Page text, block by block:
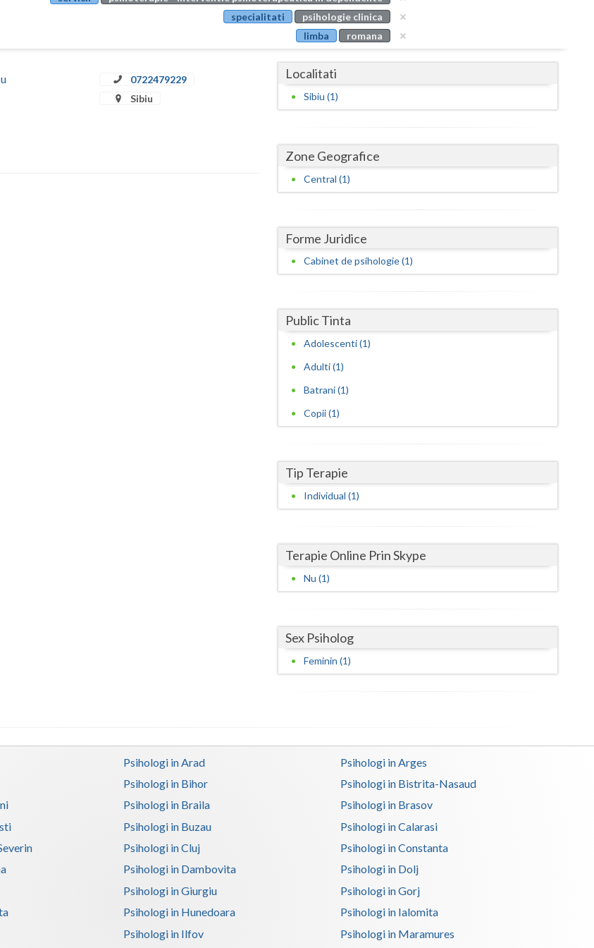
Buzau
Calarasi
Caras-Severin
Giurgiu
Maramures
Mehedinti
Neamt
Salaj
Timis
Tulcea
Valcea
Vaslui
specialitati
psihologie clinica
limba
romana
0722479229
Sibiu
Localitati
Sibiu (1)
Zone Geografice
Central (1)
Forme Juridice
Cabinet de psihologie (1)
Public Tinta
Adolescenti (1)
Adulti (1)
Batrani (1)
Copii (1)
Tip Terapie
Individual (1)
Terapie Online Prin Skype
Nu (1)
Sex Psiholog
Feminin (1)
Psihologi in Arad
Psihologi in Arges
Psihologi in Bihor
Psihologi in Bistrita-Nasaud
Psihologi in Braila
Psihologi in Brasov
Psihologi in Buzau
Psihologi in Calarasi
Psihologi in Cluj
Psihologi in Constanta
Psihologi in Dambovita
Psihologi in Dolj
Psihologi in Giurgiu
Psihologi in Gorj
Psihologi in Hunedoara
Psihologi in Ialomita
Psihologi in Ilfov
Psihologi in Maramures